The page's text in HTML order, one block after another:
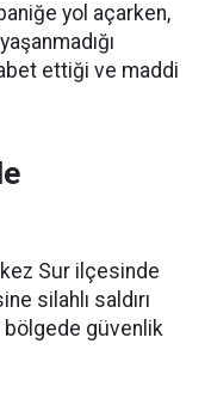
yol açarken,
ettiği ve maddi
Sur ilçesinde
silahlı saldırı
bölgede güvenlik